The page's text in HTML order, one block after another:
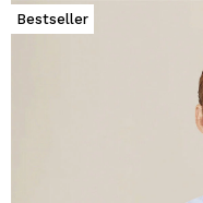
Bestseller